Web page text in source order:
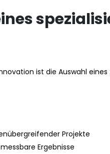
ist die Auswahl
Projekte
Ergebnisse